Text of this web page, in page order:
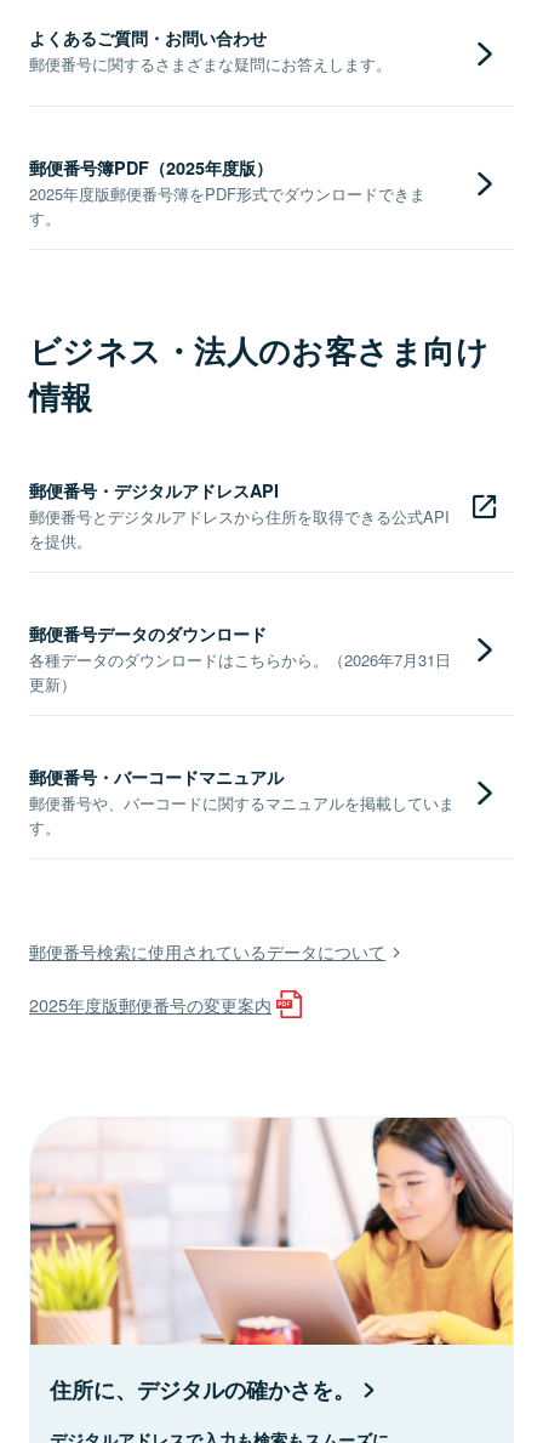
よくあるご質問・お問い合わせ
郵便番号に関するさまざまな疑問にお答えします。
郵便番号簿PDF（2025年度版）
2025年度版郵便番号簿をPDF形式でダウンロードできま
す。
ビジネス・法人のお客さま向け
情報
郵便番号・デジタルアドレスAPI
郵便番号とデジタルアドレスから住所を取得できる公式API
を提供。
郵便番号データのダウンロード
各種データのダウンロードはこちらから。（2026年7月31日
更新）
郵便番号・バーコードマニュアル
郵便番号や、バーコードに関するマニュアルを掲載していま
す。
郵便番号検索に使用されているデータについて
2025年度版郵便番号の変更案内
住所に、デジタルの確かさを。